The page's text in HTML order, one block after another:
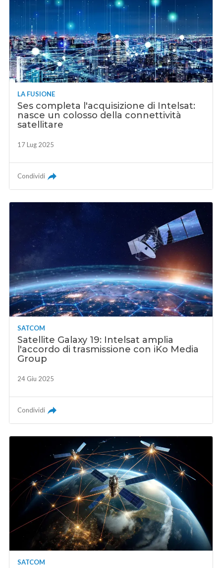
LA FUSIONE
Ses completa l'acquisizione di Intelsat:
nasce un colosso della connettività
satellitare
17 Lug 2025
Condividi
SATCOM
Satellite Galaxy 19: Intelsat amplia
l'accordo di trasmissione con iKo Media
Group
24 Giu 2025
Condividi
SATCOM